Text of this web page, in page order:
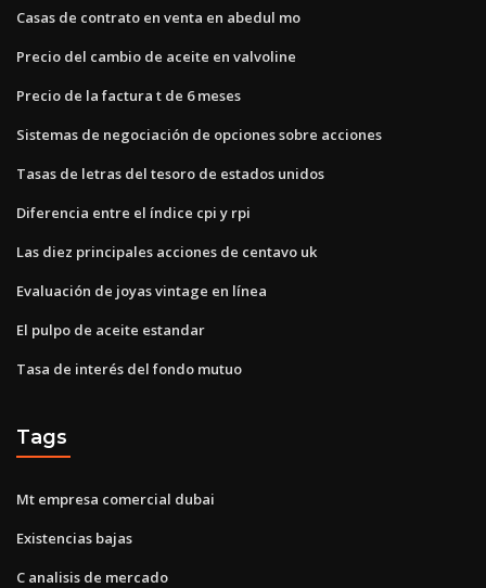
Casas de contrato en venta en abedul mo
Precio del cambio de aceite en valvoline
Precio de la factura t de 6 meses
Sistemas de negociación de opciones sobre acciones
Tasas de letras del tesoro de estados unidos
Diferencia entre el índice cpi y rpi
Las diez principales acciones de centavo uk
Evaluación de joyas vintage en línea
El pulpo de aceite estandar
Tasa de interés del fondo mutuo
Tags
Mt empresa comercial dubai
Existencias bajas
C analisis de mercado